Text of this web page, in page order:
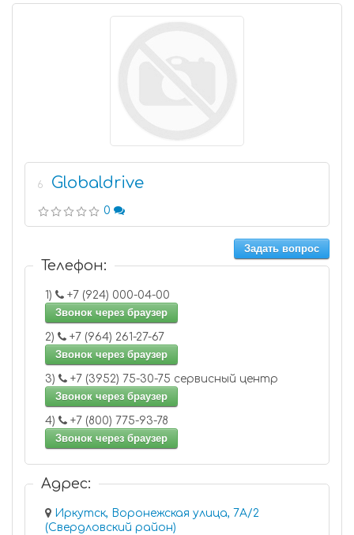
6 Globaldrive
0
Задать вопрос
Телефон:
1)
+7 (924) 000-04-00
Звонок через браузер
2)
+7 (964) 261-27-67
Звонок через браузер
3)
+7 (3952) 75-30-75 сервисный центр
Звонок через браузер
4)
+7 (800) 775-93-78
Звонок через браузер
Адрес:
Иркутск, Воронежская улица, 7А/2
(Свердловский район)